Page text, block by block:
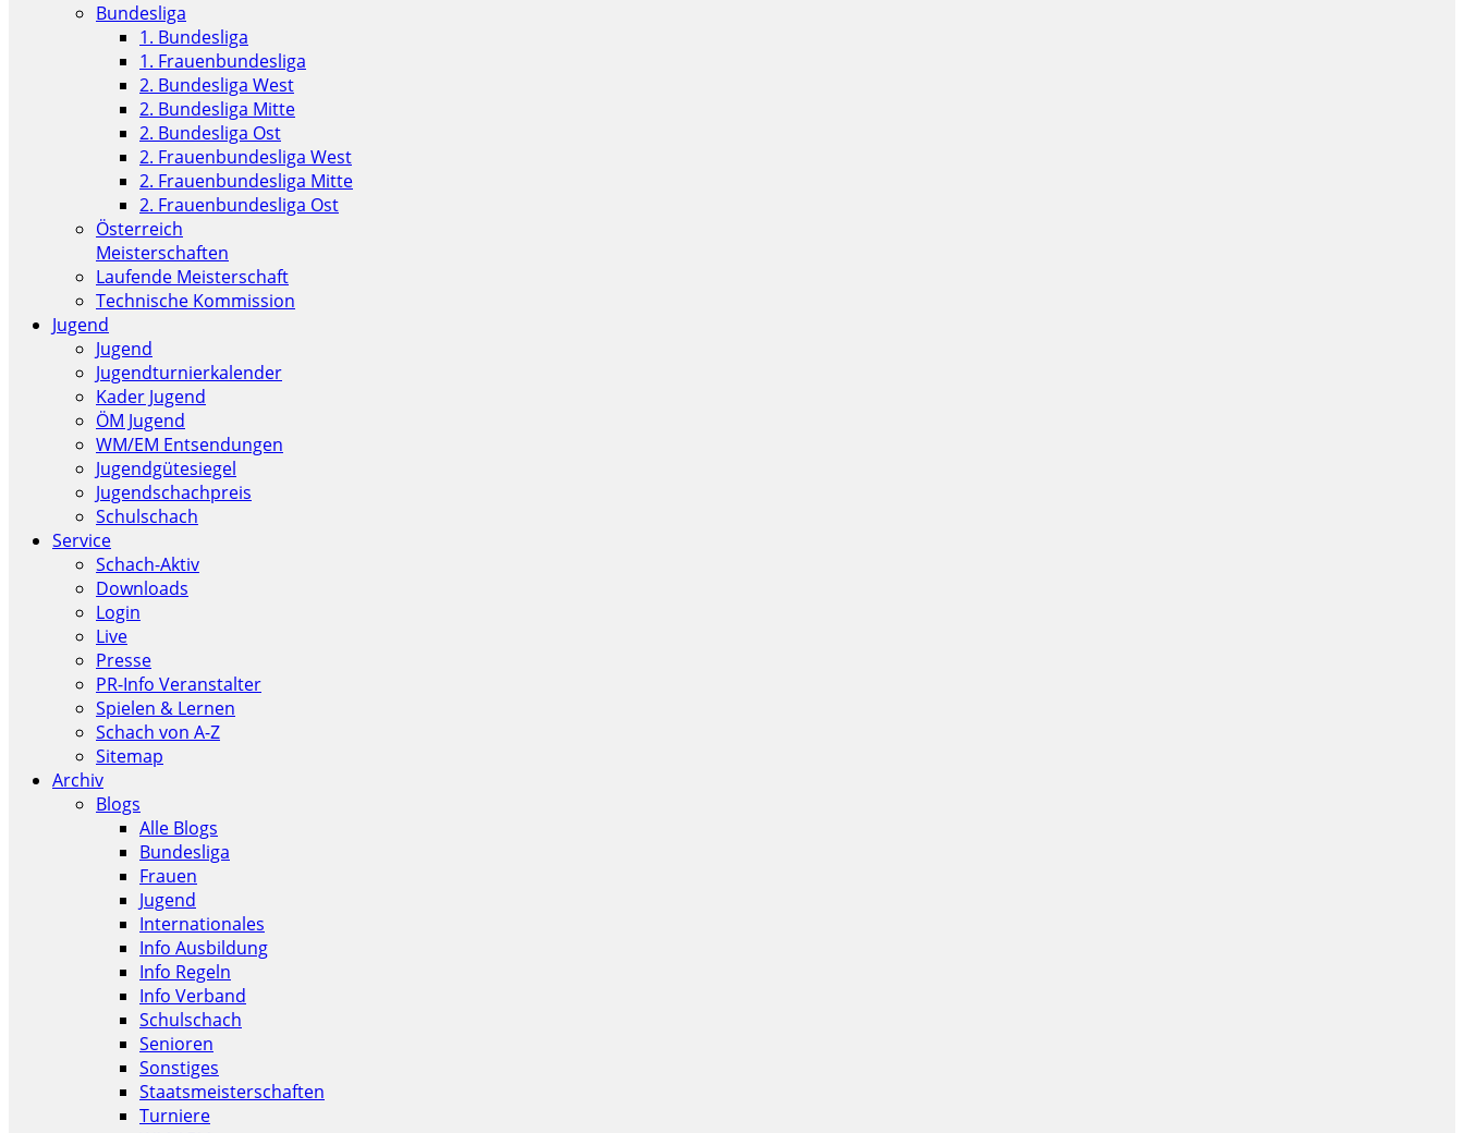
Bundesliga
1. Bundesliga
1. Frauenbundesliga
2. Bundesliga West
2. Bundesliga Mitte
2. Bundesliga Ost
2. Frauenbundesliga West
2. Frauenbundesliga Mitte
2. Frauenbundesliga Ost
Österreich
Meisterschaften
Laufende Meisterschaft
Technische Kommission
Jugend
Jugend
Jugendturnierkalender
Kader Jugend
ÖM Jugend
WM/EM Entsendungen
Jugendgütesiegel
Jugendschachpreis
Schulschach
Service
Schach-Aktiv
Downloads
Login
Live
Presse
PR-Info Veranstalter
Spielen & Lernen
Schach von A-Z
Sitemap
Archiv
Blogs
Alle Blogs
Bundesliga
Frauen
Jugend
Internationales
Info Ausbildung
Info Regeln
Info Verband
Schulschach
Senioren
Sonstiges
Staatsmeisterschaften
Turniere